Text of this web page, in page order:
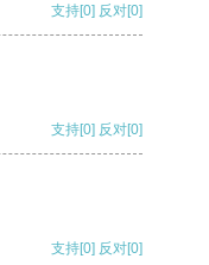
支持[0] 反对[0]
支持[0] 反对[0]
支持[0] 反对[0]